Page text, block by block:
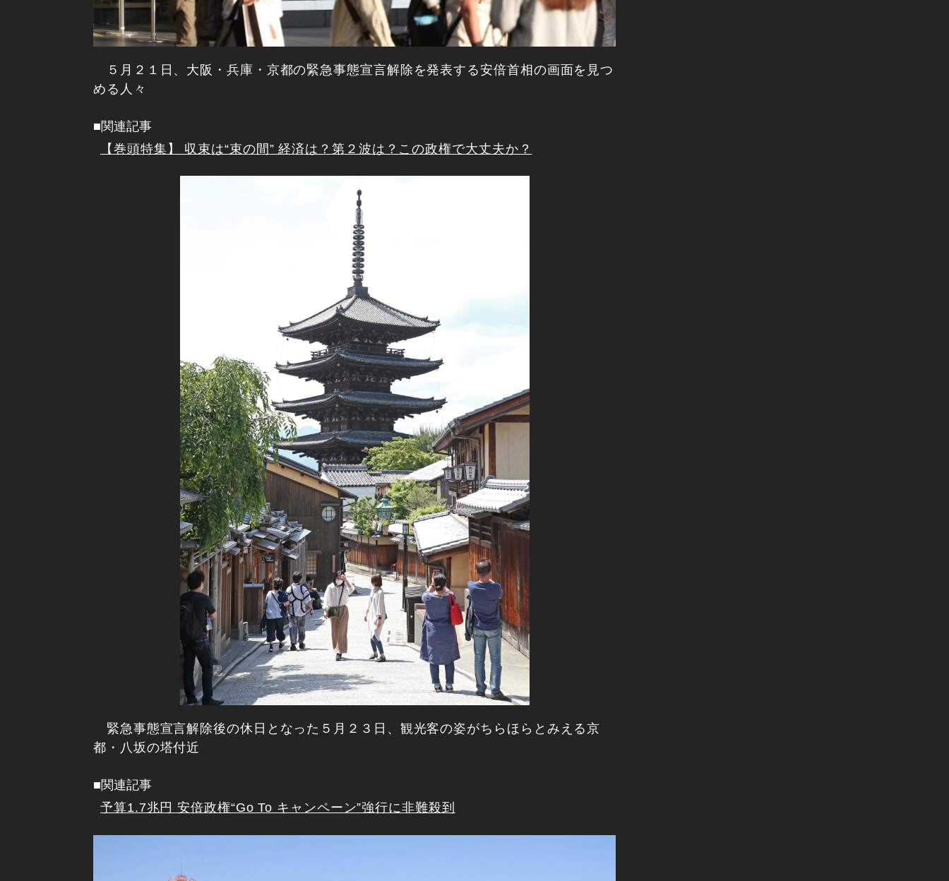
５月２１日、大阪・兵庫・京都の緊急事態宣言解除を発表する安倍首相の画面を見つ
める人々
■関連記事
【巻頭特集】 収束は“束の間” 経済は？第２波は？この政権で大丈夫か？
緊急事態宣言解除後の休日となった５月２３日、観光客の姿がちらほらとみえる京
都・八坂の塔付近
■関連記事
予算1.7兆円 安倍政権“Go To キャンペーン”強行に非難殺到